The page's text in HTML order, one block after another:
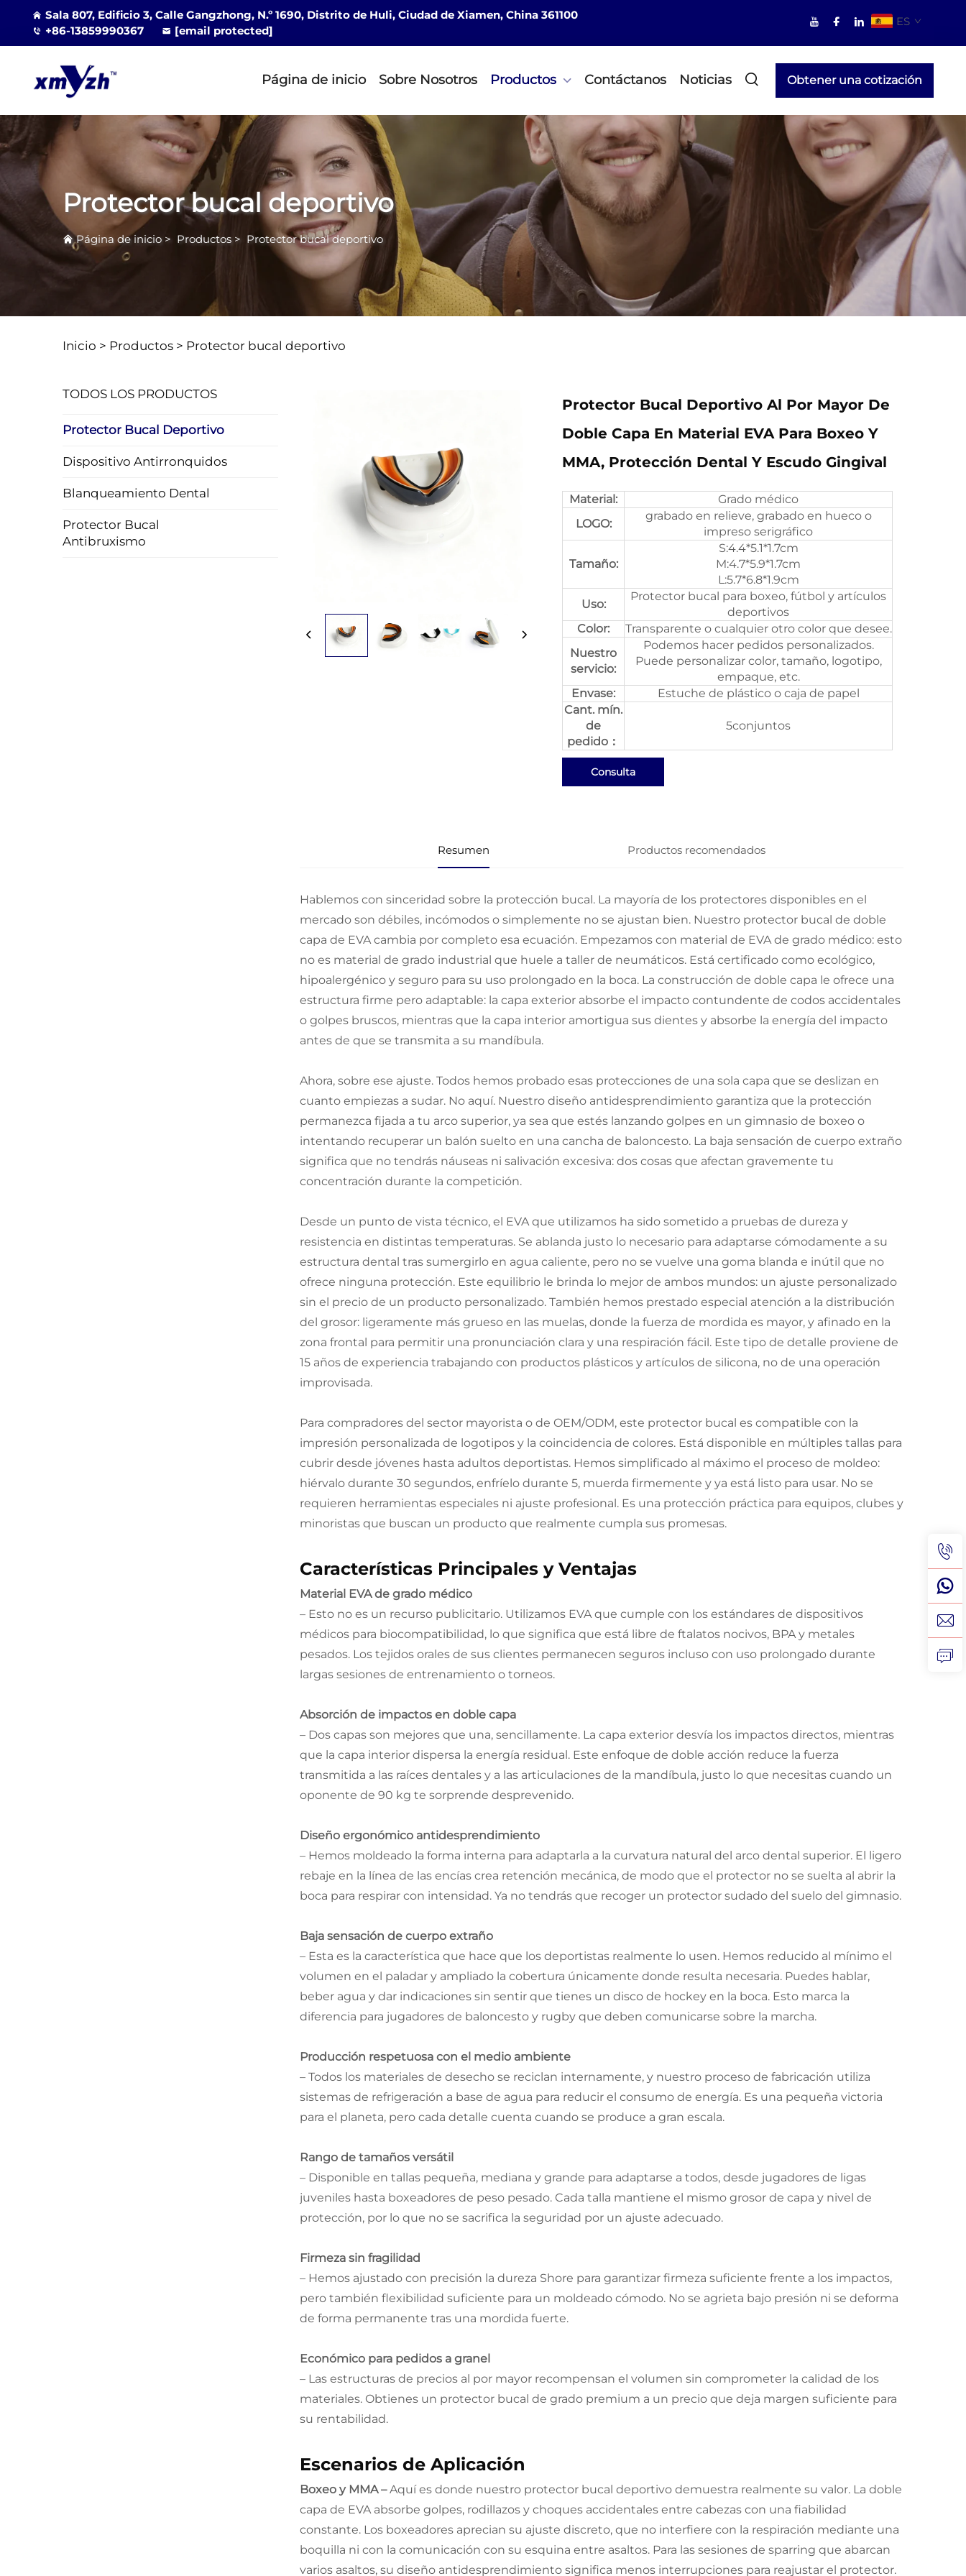
Sala 807, Edificio 3, Calle Gangzhong, N.º 1690, Distrito de Huli, Ciudad de Xiamen, China 361100
+86-13859990367
[email protected]
ES
Página de inicio Sobre Nosotros Productos Contáctanos Noticias Obtener una cotización
Protector bucal deportivo
Página de inicio > Productos > Protector bucal deportivo
Inicio > Productos > Protector bucal deportivo
TODOS LOS PRODUCTOS
Protector Bucal Deportivo
Dispositivo Antirronquidos
Blanqueamiento Dental
Protector Bucal
Antibruxismo
Protector Bucal Deportivo Al Por Mayor De
Doble Capa En Material EVA Para Boxeo Y
MMA, Protección Dental Y Escudo Gingival
Material:
Grado médico
LOGO:
grabado en relieve, grabado en hueco o
impreso serigráfico
Tamaño:
S:4.4*5.1*1.7cm
M:4.7*5.9*1.7cm
L:5.7*6.8*1.9cm
Uso:
Protector bucal para boxeo, fútbol y artículos
deportivos
Color:
Transparente o cualquier otro color que desee.
Nuestro
servicio:
Podemos hacer pedidos personalizados.
Puede personalizar color, tamaño, logotipo,
empaque, etc.
Envase:
Estuche de plástico o caja de papel
Cant. mín.
de
pedido：
5conjuntos
Consulta
Resumen Productos recomendados
Hablemos con sinceridad sobre la protección bucal. La mayoría de los protectores disponibles en el
mercado son débiles, incómodos o simplemente no se ajustan bien. Nuestro protector bucal de doble
capa de EVA cambia por completo esa ecuación. Empezamos con material de EVA de grado médico: esto
no es material de grado industrial que huele a taller de neumáticos. Está certificado como ecológico,
hipoalergénico y seguro para su uso prolongado en la boca. La construcción de doble capa le ofrece una
estructura firme pero adaptable: la capa exterior absorbe el impacto contundente de codos accidentales
o golpes bruscos, mientras que la capa interior amortigua sus dientes y absorbe la energía del impacto
antes de que se transmita a su mandíbula.
Ahora, sobre ese ajuste. Todos hemos probado esas protecciones de una sola capa que se deslizan en
cuanto empiezas a sudar. No aquí. Nuestro diseño antidesprendimiento garantiza que la protección
permanezca fijada a tu arco superior, ya sea que estés lanzando golpes en un gimnasio de boxeo o
intentando recuperar un balón suelto en una cancha de baloncesto. La baja sensación de cuerpo extraño
significa que no tendrás náuseas ni salivación excesiva: dos cosas que afectan gravemente tu
concentración durante la competición.
Desde un punto de vista técnico, el EVA que utilizamos ha sido sometido a pruebas de dureza y
resistencia en distintas temperaturas. Se ablanda justo lo necesario para adaptarse cómodamente a su
estructura dental tras sumergirlo en agua caliente, pero no se vuelve una goma blanda e inútil que no
ofrece ninguna protección. Este equilibrio le brinda lo mejor de ambos mundos: un ajuste personalizado
sin el precio de un producto personalizado. También hemos prestado especial atención a la distribución
del grosor: ligeramente más grueso en las muelas, donde la fuerza de mordida es mayor, y afinado en la
zona frontal para permitir una pronunciación clara y una respiración fácil. Este tipo de detalle proviene de
15 años de experiencia trabajando con productos plásticos y artículos de silicona, no de una operación
improvisada.
Para compradores del sector mayorista o de OEM/ODM, este protector bucal es compatible con la
impresión personalizada de logotipos y la coincidencia de colores. Está disponible en múltiples tallas para
cubrir desde jóvenes hasta adultos deportistas. Hemos simplificado al máximo el proceso de moldeo:
hiérvalo durante 30 segundos, enfríelo durante 5, muerda firmemente y ya está listo para usar. No se
requieren herramientas especiales ni ajuste profesional. Es una protección práctica para equipos, clubes y
minoristas que buscan un producto que realmente cumpla sus promesas.
Características Principales y Ventajas
Material EVA de grado médico
– Esto no es un recurso publicitario. Utilizamos EVA que cumple con los estándares de dispositivos
médicos para biocompatibilidad, lo que significa que está libre de ftalatos nocivos, BPA y metales
pesados. Los tejidos orales de sus clientes permanecen seguros incluso con uso prolongado durante
largas sesiones de entrenamiento o torneos.
Absorción de impactos en doble capa
– Dos capas son mejores que una, sencillamente. La capa exterior desvía los impactos directos, mientras
que la capa interior dispersa la energía residual. Este enfoque de doble acción reduce la fuerza
transmitida a las raíces dentales y a las articulaciones de la mandíbula, justo lo que necesitas cuando un
oponente de 90 kg te sorprende desprevenido.
Diseño ergonómico antidesprendimiento
– Hemos moldeado la forma interna para adaptarla a la curvatura natural del arco dental superior. El ligero
rebaje en la línea de las encías crea retención mecánica, de modo que el protector no se suelta al abrir la
boca para respirar con intensidad. Ya no tendrás que recoger un protector sudado del suelo del gimnasio.
Baja sensación de cuerpo extraño
– Esta es la característica que hace que los deportistas realmente lo usen. Hemos reducido al mínimo el
volumen en el paladar y ampliado la cobertura únicamente donde resulta necesaria. Puedes hablar,
beber agua y dar indicaciones sin sentir que tienes un disco de hockey en la boca. Esto marca la
diferencia para jugadores de baloncesto y rugby que deben comunicarse sobre la marcha.
Producción respetuosa con el medio ambiente
– Todos los materiales de desecho se reciclan internamente, y nuestro proceso de fabricación utiliza
sistemas de refrigeración a base de agua para reducir el consumo de energía. Es una pequeña victoria
para el planeta, pero cada detalle cuenta cuando se produce a gran escala.
Rango de tamaños versátil
– Disponible en tallas pequeña, mediana y grande para adaptarse a todos, desde jugadores de ligas
juveniles hasta boxeadores de peso pesado. Cada talla mantiene el mismo grosor de capa y nivel de
protección, por lo que no se sacrifica la seguridad por un ajuste adecuado.
Firmeza sin fragilidad
– Hemos ajustado con precisión la dureza Shore para garantizar firmeza suficiente frente a los impactos,
pero también flexibilidad suficiente para un moldeado cómodo. No se agrieta bajo presión ni se deforma
de forma permanente tras una mordida fuerte.
Económico para pedidos a granel
– Las estructuras de precios al por mayor recompensan el volumen sin comprometer la calidad de los
materiales. Obtienes un protector bucal de grado premium a un precio que deja margen suficiente para
su rentabilidad.
Escenarios de Aplicación
Boxeo y MMA –Aquí es donde nuestro protector bucal deportivo demuestra realmente su valor. La doble
capa de EVA absorbe golpes, rodillazos y choques accidentales entre cabezas con una fiabilidad
constante. Los boxeadores aprecian su ajuste discreto, que no interfiere con la respiración mediante una
boquilla ni con la comunicación con su esquina entre asaltos. Para las sesiones de sparring que abarcan
varios asaltos, su diseño antidesprendimiento significa menos interrupciones para reajustar el protector.